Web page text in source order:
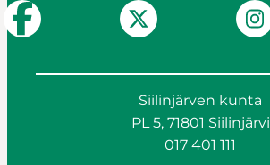
Siilinjärven kunta
PL 5, 71801 Siilinjärvi
017 401 111